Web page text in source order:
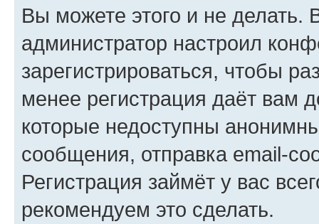
Вы можете этого и не делать.
администратор настроил
зарегистрироваться, чтобы
менее регистрация даёт вам
которые недоступны
сообщения, отправка email-
Регистрация займёт у вас
рекомендуем это сделать.